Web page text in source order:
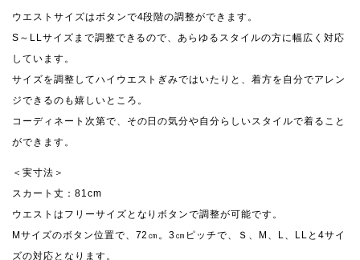
ウエストサイズはボタンで4段階の調整ができます。
S～LLサイズまで調整できるので、あらゆるスタイルの方に幅広く対応
しています。
サイズを調整してハイウエストぎみではいたりと、着方を自分でアレン
ジできるのも嬉しいところ。
コーディネート次第で、その日の気分や自分らしいスタイルで着ること
ができます。
＜実寸法＞
スカート丈：81cm
ウエストはフリーサイズとなりボタンで調整が可能です。
Mサイズのボタン位置で、72㎝。3㎝ピッチで、Ｓ、M、L、LLと4サイ
ズの対応となります。